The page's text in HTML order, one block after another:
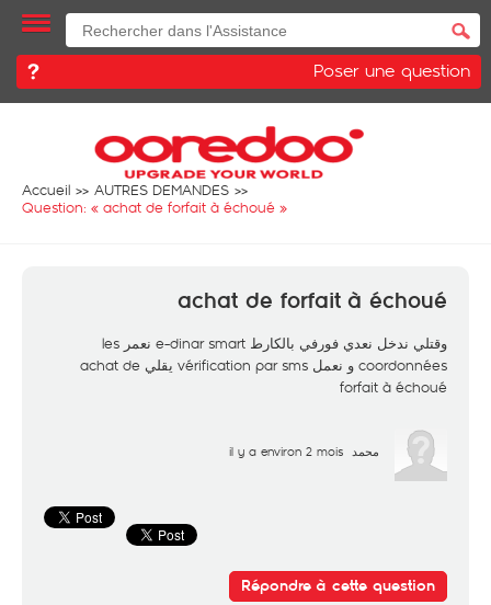
Poser une question
Accueil
AUTRES DEMANDES
Question: « achat de forfait à échoué »
achat de forfait à échoué
وقتلي ندخل نعدي فورفي بالكارط e-dinar smart نعمر les
coordonnées و نعمل vérification par sms يقلي achat de
forfait à échoué
محمد il y a environ 2 mois
Répondre à cette question